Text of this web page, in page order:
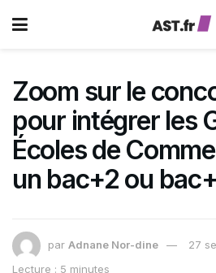
Zoom sur le
pour intégrer les
Écoles de
un bac+2 ou
par Adnane Nor-dine
27
Lecture : 5 minutes